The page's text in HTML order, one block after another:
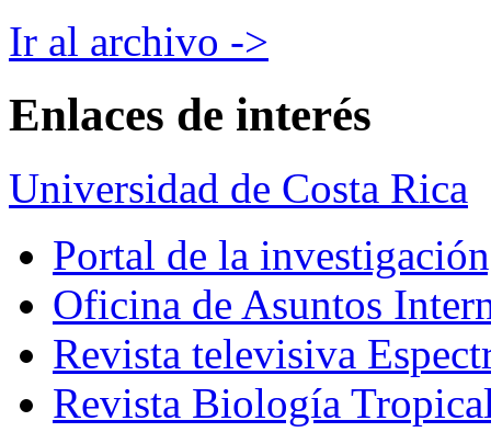
Ir al archivo ->
Enlaces de interés
Universidad de Costa Rica
Portal de la
Oficina de Asuntos
Revista televisiva
Revista Biología